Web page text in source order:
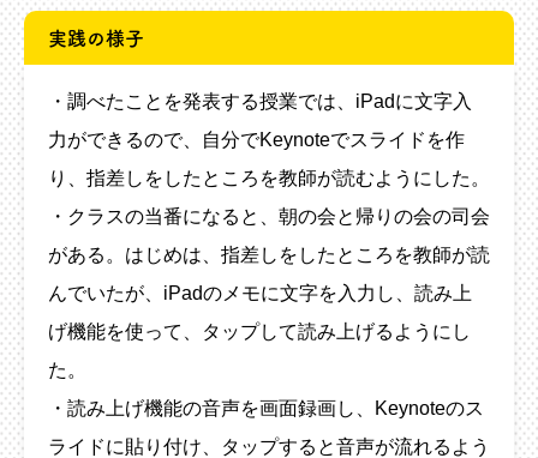
実践の様子
・調べたことを発表する授業では、iPadに文字入
力ができるので、自分でKeynoteでスライドを作
り、指差しをしたところを教師が読むようにした。
・クラスの当番になると、朝の会と帰りの会の司会
がある。はじめは、指差しをしたところを教師が読
んでいたが、iPadのメモに文字を入力し、読み上
げ機能を使って、タップして読み上げるようにし
た。
・読み上げ機能の音声を画面録画し、Keynoteのス
ライドに貼り付け、タップすると音声が流れるよう